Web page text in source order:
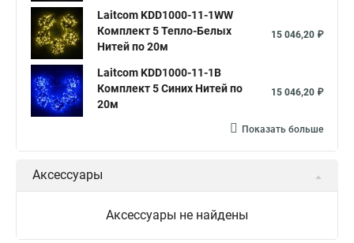
Laitcom KDD1000-11-1WW
Комплект 5 Тепло-Белых
Нитей по 20м
15 046,20 ₽
Laitcom KDD1000-11-1B
Комплект 5 Синих Нитей по
20м
15 046,20 ₽
Показать больше
Аксессуары
Аксессуары не найдены